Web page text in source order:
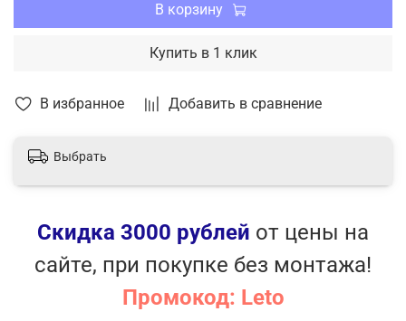
В избранное Добавить в сравнение
В корзину
Купить в 1 клик
Выбрать
Скидка 3000 рублей от цены на
сайте, при покупке без монтажа!
Промокод: Leto